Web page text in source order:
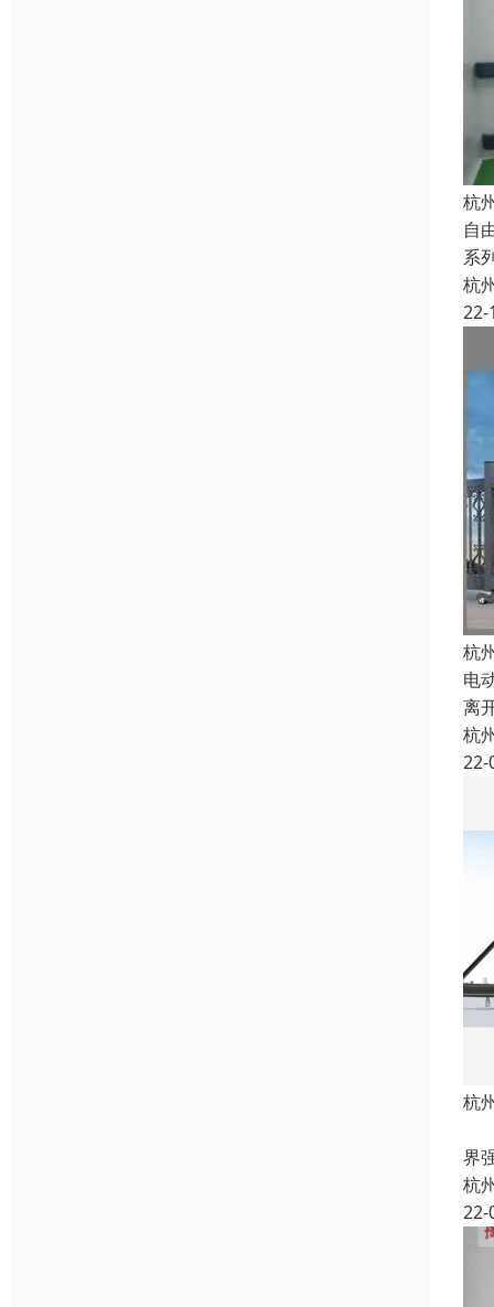
杭
自
系
杭
22-
杭
电
离
杭
22-
杭
界
杭
22-